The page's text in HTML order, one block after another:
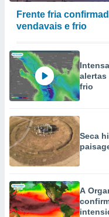
Frente fria
vendavais e frio
alertas
frio
Seca
A